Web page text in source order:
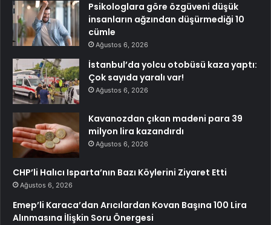
Psikologlara göre özgüveni düşük
insanların ağzından düşürmediği 10
cümle
Ağustos 6, 2026
İstanbul’da yolcu otobüsü kaza yaptı:
Çok sayıda yaralı var!
Ağustos 6, 2026
Kavanozdan çıkan madeni para 39
milyon lira kazandırdı
Ağustos 6, 2026
CHP’li Halıcı Isparta’nın Bazı Köylerini Ziyaret Etti
Ağustos 6, 2026
Emep’li Karaca’dan Arıcılardan Kovan Başına 100 Lira
Alınmasına İlişkin Soru Önergesi